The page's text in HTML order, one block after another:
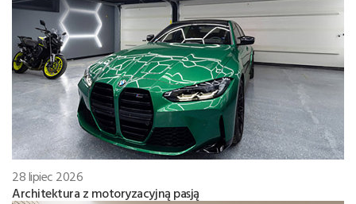
28 lipiec 2026
Architektura z motoryzacyjną pasją